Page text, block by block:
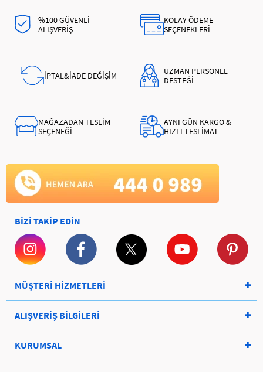
%100 GÜVENLİ
ALIŞVERİŞ
KOLAY ÖDEME
SEÇENEKLERİ
İPTAL&İADE DEĞİŞİM
UZMAN PERSONEL
DESTEĞİ
MAĞAZADAN TESLİM
SEÇENEĞİ
AYNI GÜN KARGO &
HIZLI TESLİMAT
BİZİ TAKİP EDİN
MÜŞTERİ HİZMETLERİ
ALIŞVERİŞ BİLGİLERİ
KURUMSAL